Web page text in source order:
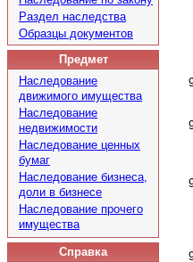
Раздел наследства
Образцы документов
Предмет
Наследование
движимого имущества
Наследование
недвижимости
Наследование ценных
бумаг
Наследование бизнеса,
доли в бизнесе
Наследование прочего
имущества
Справка